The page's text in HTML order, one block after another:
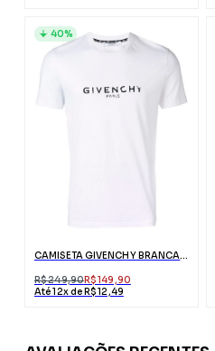
CAMISETA GIVENCHY BRANCA COM LOGO
R$ 249,90R$ 149,90
Até 12x de R$ 12,49
40%